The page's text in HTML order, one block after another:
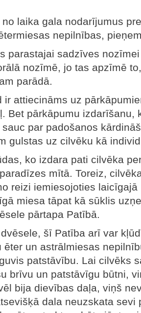
no laika gala nodarījumus
nepilnības,
parastajai sadzīves
nozīmē, jo tas apzīmē
parādā.
ir attiecināms uz
Bet pārkāpumu izdarīšanu,
par padošanos
gulstas uz cilvēku kā
ko izdara pati cilvēka
mītā. Toreiz,
reizi iemiesojoties
miesa tāpat kā sūklis
pārtapa Patībā.
šī Patība arī var
ēter un astrālmiesas
patstāvību. Lai cilvēks
brīvu un patstāvīgu būtni,
bija dievības daļa, viņš
dala neuzskata